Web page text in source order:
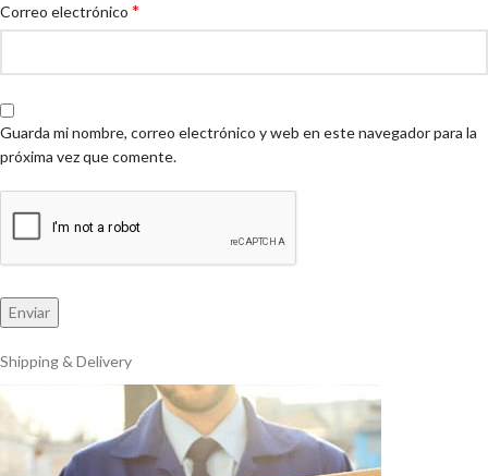
Correo electrónico *
Guarda mi nombre, correo electrónico y web en este navegador para la
próxima vez que comente.
Shipping & Delivery